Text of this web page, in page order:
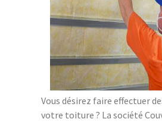
Vous désirez faire effectuer
votre toiture ? La société